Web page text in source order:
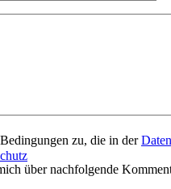
zu, die in der
über nachfolgende